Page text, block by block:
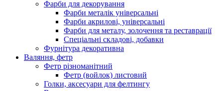
Фарби для декорування
Фарби металік універсальні
Фарби акрилові, універсальні
Фарби для металу, золочення та реставрації
Спеціальні складові, добавки
Фурнітура декоративна
Валяння, фетр
Фетр різноманітний
Фетр (войлок) листовий
Голки, аксесуари для фелтингу